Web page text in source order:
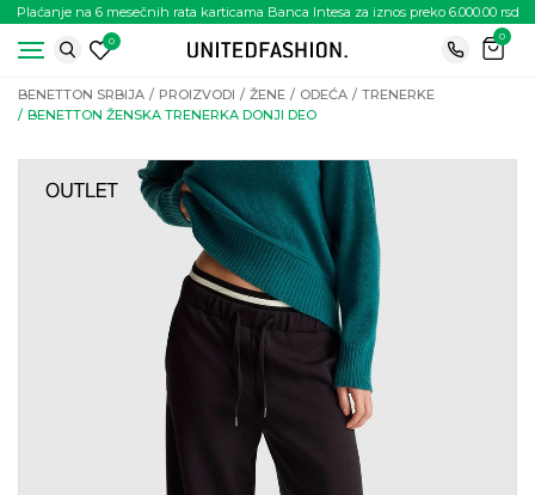
Plaćanje na 6 mesečnih rata karticama Banca Intesa za iznos preko 6.000.00 rsd
0
0
BENETTON SRBIJA PROIZVODI ŽENE ODEĆA
TRENERKE
BENETTON ŽENSKA TRENERKA DONJI DEO